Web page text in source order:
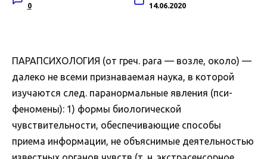
0 14.06.2020
ПАРАПСИХОЛОГИЯ (от греч. para — возле, около) —
далеко не всеми признаваемая наука, в которой
изучаются след. паранормальные явления (пси-
феномены): 1) формы биологической
чувствительности, обеспечивающие способы
приема информации, не объяснимые деятельностью